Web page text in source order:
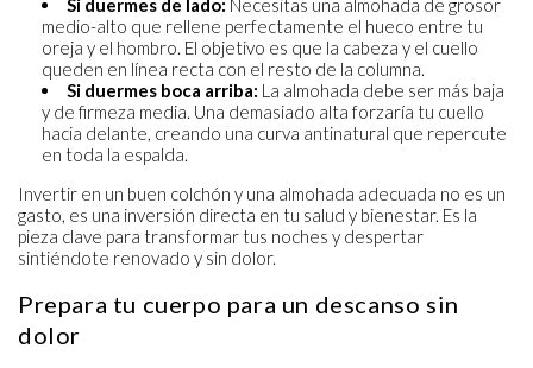
Si duermes de lado: Necesitas una almohada de grosor
medio-alto que rellene perfectamente el hueco entre tu
oreja y el hombro. El objetivo es que la cabeza y el cuello
queden en línea recta con el resto de la columna.
Si duermes boca arriba: La almohada debe ser más baja
y de firmeza media. Una demasiado alta forzaría tu cuello
hacia delante, creando una curva antinatural que repercute
en toda la espalda.
Invertir en un buen colchón y una almohada adecuada no es un
gasto, es una inversión directa en tu salud y bienestar. Es la
pieza clave para transformar tus noches y despertar
sintiéndote renovado y sin dolor.
Prepara tu cuerpo para un descanso sin
dolor